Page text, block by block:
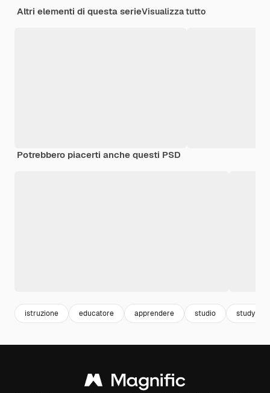
Altri elementi di questa serieVisualizza tutto
Potrebbero piacerti anche questi PSD
istruzione educatore apprendere studio study